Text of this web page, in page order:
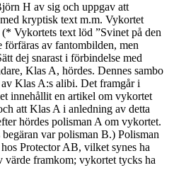
H av sig och uppgav att
kryptisk text m.m. Vykortet
Vykortets text löd ”Svinet på den
förfäras av fantombilden, men
dej snarast i förbindelse med
Klas A, hördes. Dennes sambo
Klas A:s alibi. Det framgår i
innehållit en artikel om vykortet
att Klas A i anledning av detta
hördes polisman A om vykortet.
var polisman B.) Polisman
Protector AB, vilket synes ha
värde framkom; vykortet tycks ha